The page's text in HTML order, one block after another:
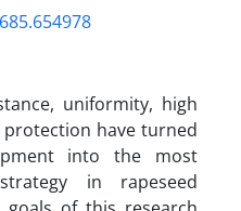
uniformity, high
have turned
into the most
in rapeseed